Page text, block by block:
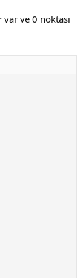
var ve 0 noktası